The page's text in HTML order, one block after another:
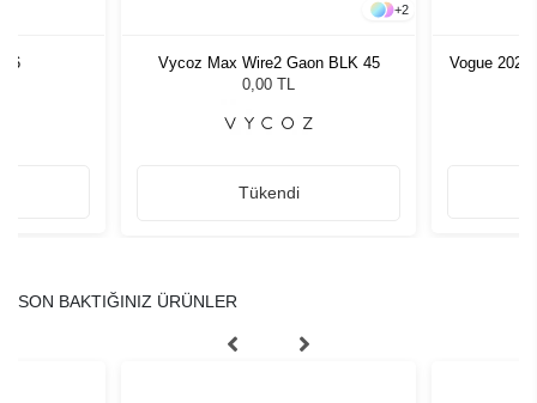
+2
Vycoz Max Wire2 Gaon BLK 45
0,00 TL
Tükendi
Vogue
SON BAKTIĞINIZ ÜRÜNLER